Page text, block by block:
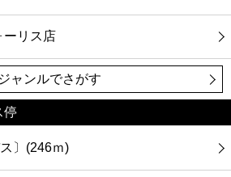
ーリス店
ジャンルでさがす
停
〕(246ｍ)